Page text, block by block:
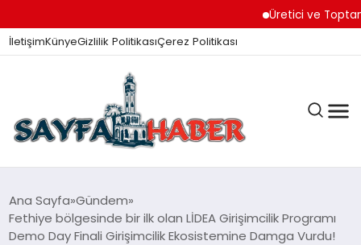
Üretici ve Toptancılar
İletişimKünyeGizlilik PolitikasıÇerez Politikası
ANA SAYFA
Ana Sayfa Gündem
Fethiye bölgesinde bir ilk olan LİDEA Girişimcilik Programı
Demo Day Finali Girişimcilik Ekosistemine Damga Vurdu!